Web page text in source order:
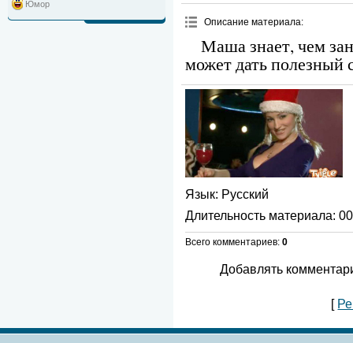
Юмор
Описание материала:
Маша знает, чем
может дать полезный
Язык: Русский
Длительность материала:
Всего комментариев: 0
Добавлять
[